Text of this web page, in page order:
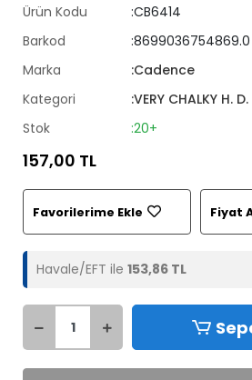
Ürün Kodu
:CB6414
Barkod
:8699036754869.0
Marka
:Cadence
Kategori
:VERY CHALKY H.
Stok
:20+
157,00 TL
Favorilerime Ekle Fiyat
Havale/EFT ile 153,86 TL